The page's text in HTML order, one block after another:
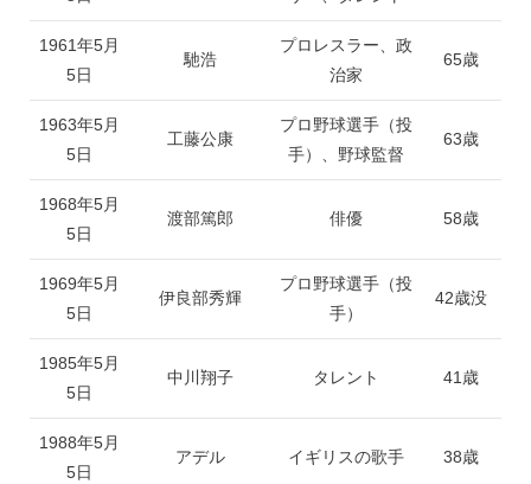
1961年5月
5日
馳浩
プロレスラー、政
治家
65歳
1963年5月
5日
工藤公康
プロ野球選手（投
手）、野球監督
63歳
1968年5月
5日
渡部篤郎 俳優 58歳
1969年5月
5日
伊良部秀輝
プロ野球選手（投
手）
42歳没
1985年5月
5日
中川翔子 タレント 41歳
1988年5月
5日
アデル イギリスの歌手 38歳